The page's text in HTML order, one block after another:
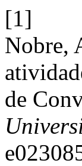
[1]
Nobre,
de